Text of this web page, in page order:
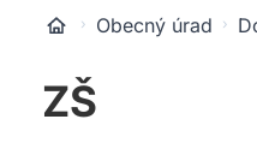
Obecný úrad
ZŠ